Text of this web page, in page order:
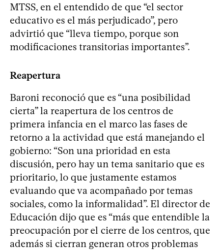
MTSS, en el entendido de que “el sector
educativo es el más perjudicado”, pero
advirtió que “lleva tiempo, porque son
modificaciones transitorias importantes”.
Reapertura
Baroni reconoció que es “una posibilidad
cierta” la reapertura de los centros de
primera infancia en el marco las fases de
retorno a la actividad que está manejando el
gobierno: “Son una prioridad en esta
discusión, pero hay un tema sanitario que es
prioritario, lo que justamente estamos
evaluando que va acompañado por temas
sociales, como la informalidad”. El director de
Educación dijo que es “más que entendible la
preocupación por el cierre de los centros, que
además si cierran generan otros problemas